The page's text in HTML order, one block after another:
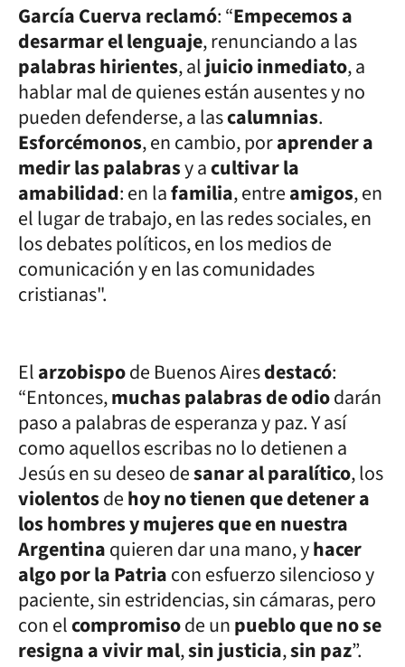
García Cuerva reclamó: “Empecemos a
desarmar el lenguaje, renunciando a las
palabras hirientes, aljuicio inmediato, a
hablar mal de quienes están ausentes y no
pueden defenderse, a lascalumnias.
Esforcémonos, en cambio, poraprender a
medir las palabrasy acultivar la
amabilidad: en lafamilia, entreamigos, en
el lugar de trabajo, en las redes sociales, en
los debates políticos, en los medios de
comunicación y en las comunidades
cristianas".
Elarzobispode Buenos Airesdestacó:
“Entonces,muchas palabras de odiodarán
paso a palabras de esperanza y paz. Y así
como aquellos escribas no lo detienen a
Jesús en su deseo desanar al paralítico, los
violentosdehoy no tienen que detener a
los hombres y mujeres que en nuestra
Argentinaquieren dar una mano, yhacer
algo por la Patriacon esfuerzo silencioso y
paciente, sin estridencias, sin cámaras, pero
con elcompromisode unpueblo que no se
resigna a vivir mal,sin justicia,sin paz”.